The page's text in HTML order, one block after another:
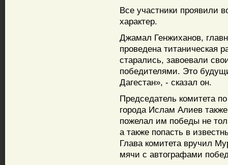
Все участники проявили
характер.
Джамал Генжиханов,
проведена титаническая
старались, завоевали
победителями. Это
Дагестан», - сказал он.
Председатель комитета
города Ислам Алиев
пожелал им победы не
а также попасть в
Глава комитета вручил
мячи с автографами